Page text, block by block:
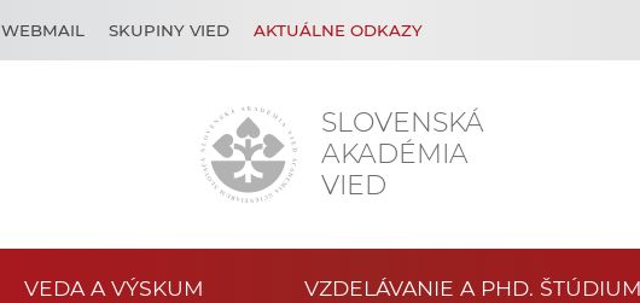
SLOVENSKÁ
AKADÉMIA
VIED
WEBMAIL SKUPINY VIED AKTUÁLNE ODKAZY
VEDA A VÝSKUM VZDELÁVANIE A PHD. ŠTÚDIUM